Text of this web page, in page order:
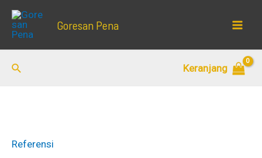
Lewati
Goresan Pena
Cari Keranjang
Referensi